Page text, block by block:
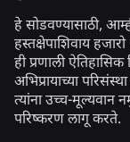
हे सोडवण्यासाठी,
हस्तक्षेपाशिवाय
ही प्रणाली
अभिप्रायाच्या
त्यांना उच्च-मूल्यवान
परिष्करण लागू करते.